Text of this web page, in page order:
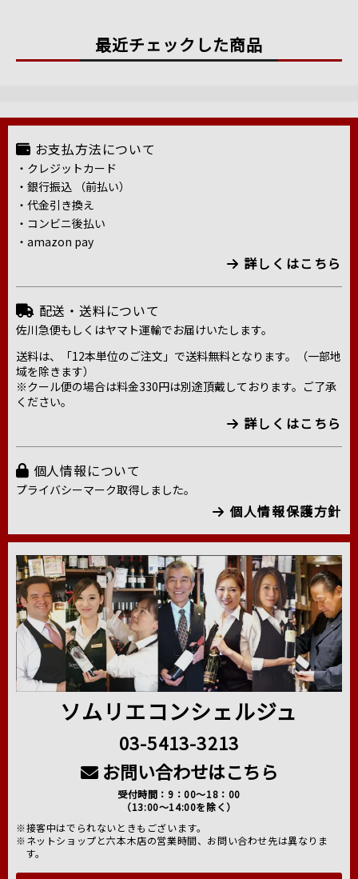
最近チェックした商品
お支払方法について
・クレジットカード
・銀行振込 （前払い）
・代金引き換え
・コンビニ後払い
・amazon pay
詳しくはこちら
配送・送料について
佐川急便もしくはヤマト運輸でお届けいたします。
送料は、「12本単位のご注文」で送料無料となります。（一部地
域を除きます）
※クール便の場合は料金330円は別途頂戴しております。ご了承
ください。
詳しくはこちら
個人情報について
プライバシーマーク取得しました。
個人情報保護方針
ソムリエコンシェルジュ
03-5413-3213
お問い合わせはこちら
受付時間：9：00～18：00
（13:00～14:00を除く）
※接客中はでられないときもございます。
※ネットショップと六本木店の営業時間、お問い合わせ先は異なりま
す。